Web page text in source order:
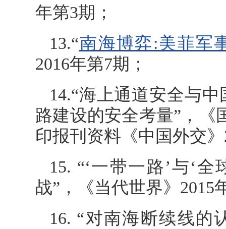
年第3期；
13.“南海博弈:美菲军
2016年第7期；
14.“海上通道安全与
路建设的安全考量”，《
印报刊资料《中国外交
15. “‘一带一路’与‘
战”，《当代世界》2015
16. “对南海断续线的